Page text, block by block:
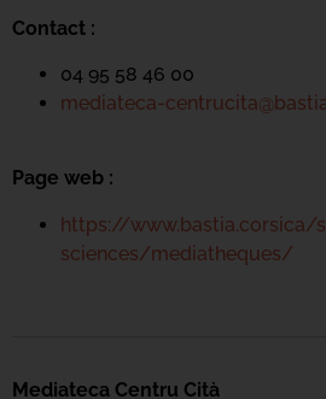
Contact :
04 95 58 46 00
mediateca-
Page web :
https://www.bastia.corsica/
sciences/mediatheques/
Mediateca Centru Cità